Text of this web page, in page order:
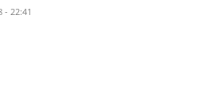
- 22:41